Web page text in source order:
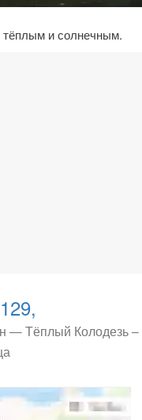
и солнечным.
— Тёплый Колодезь –